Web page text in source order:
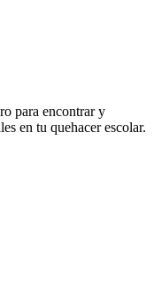
para encontrar y
en tu quehacer escolar.